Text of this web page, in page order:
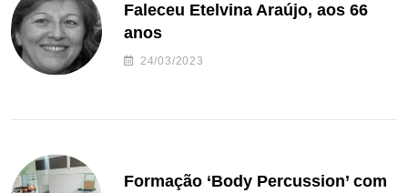
Faleceu Etelvina Araújo, aos 66
anos
24/03/2023
Formação ‘Body Percussion’ com